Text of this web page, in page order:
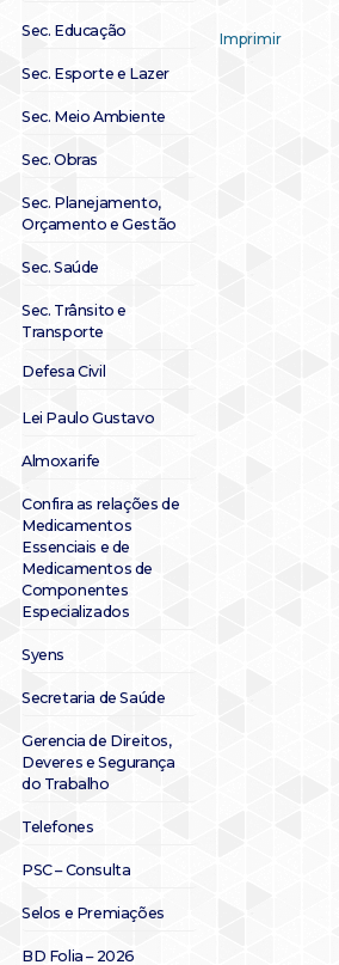
Sec. Educação
Sec. Esporte e Lazer
Sec. Meio Ambiente
Sec. Obras
Sec. Planejamento,
Orçamento e Gestão
Sec. Saúde
Sec. Trânsito e
Transporte
Defesa Civil
Lei Paulo Gustavo
Almoxarife
Confira as relações de
Medicamentos
Essenciais e de
Medicamentos de
Componentes
Especializados
Syens
Secretaria de Saúde
Gerencia de Direitos,
Deveres e Segurança
do Trabalho
Telefones
PSC – Consulta
Selos e Premiações
BD Folia – 2026
Imprimir